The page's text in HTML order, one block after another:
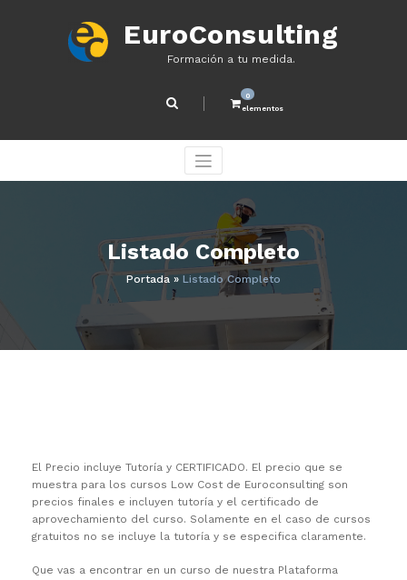
EuroConsulting
Formación a tu medida.
0
elementos
Listado Completo
Portada » Listado Completo
El Precio incluye Tutoría y CERTIFICADO. El precio que se
muestra para los cursos Low Cost de Euroconsulting son
precios finales e incluyen tutoría y el certificado de
aprovechamiento del curso. Solamente en el caso de cursos
gratuitos no se incluye la tutoría y se especifica claramente.
Que vas a encontrar en un curso de nuestra Plataforma